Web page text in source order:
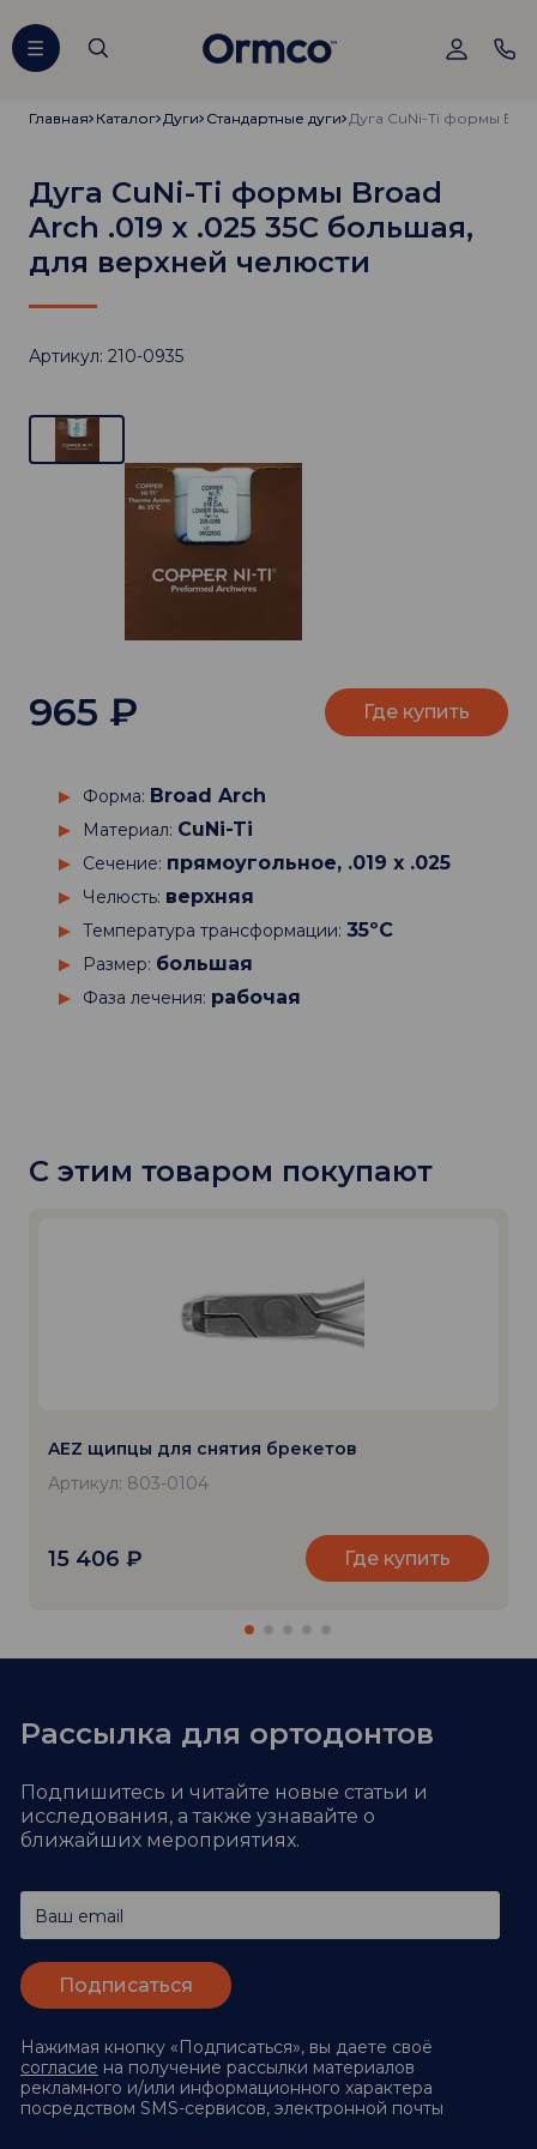
Главная
Главная Каталог
Каталог Дуги
Дуги Стандартные дуги
Стандартные дуги
Дуга CuNi-Ti формы Broad
Arch .019 х .025 35C большая,
для верхней челюсти
Артикул: 210-0935
Форма: Broad Arch
Материал: CuNi-Ti
Сечение: прямоугольное, .019 х .025
Челюсть: верхняя
Температура трансформации: 35ºC
Размер: большая
Фаза лечения: рабочая
965 ₽ Где купить
С этим товаром покупают
AEZ щипцы для снятия брекетов
Артикул: 803-0104
15 406 ₽ Где купить
Рассылка для ортодонтов
Подпишитесь и читайте новые статьи и
исследования, а также узнавайте о
ближайших мероприятиях.
Ваш email
Нажимая кнопку «Подписаться», вы даете своё
согласие на получение рассылки материалов
рекламного и/или информационного характера
посредством SMS-сервисов, электронной почты